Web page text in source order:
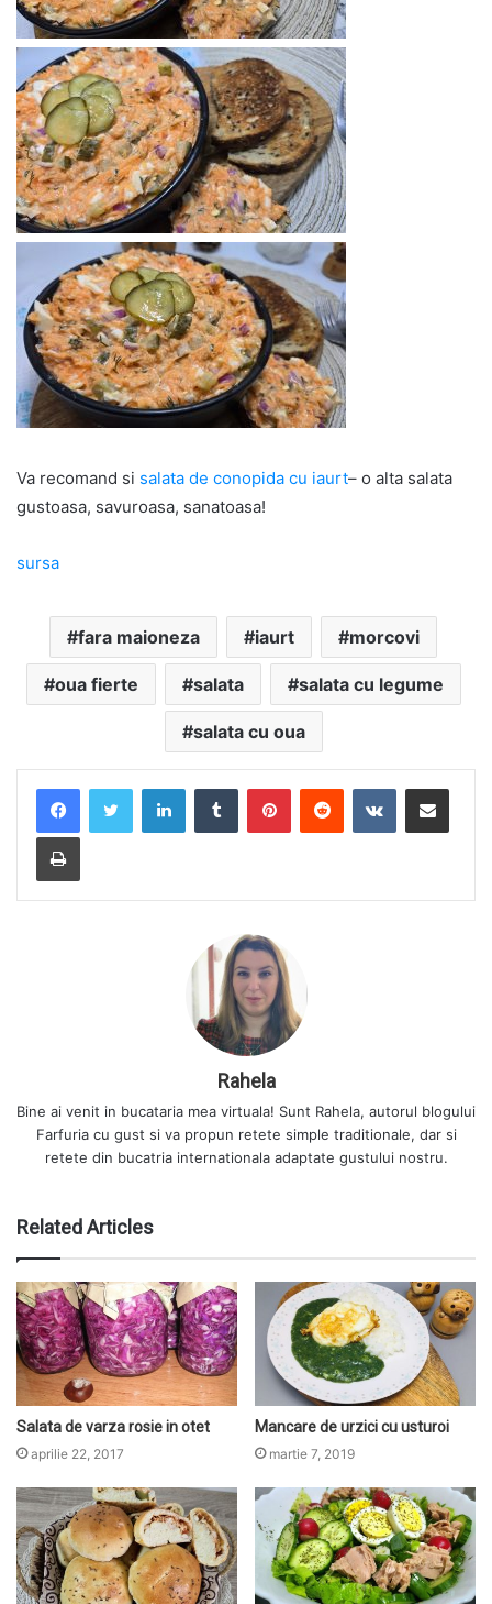
Va recomand si salata de conopida cu iaurt– o alta salata
gustoasa, savuroasa, sanatoasa!
sursa
fara maioneza iaurt morcovi
oua fierte salata salata cu legume
salata cu oua
Rahela
Bine ai venit in bucataria mea virtuala! Sunt Rahela, autorul blogului
Farfuria cu gust si va propun retete simple traditionale, dar si
retete din bucatria internationala adaptate gustului nostru.
Related Articles
Salata de varza rosie in otet
aprilie 22, 2017
Mancare de urzici cu usturoi
martie 7, 2019